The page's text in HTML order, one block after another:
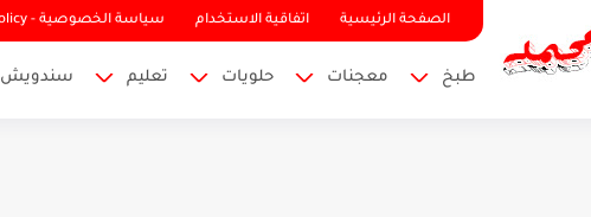
الصفحة الرئيسية اتفاقية الاستخدام سياسة الخصوصية - Privacy Policy
طبخ معجنات حلويات تعليم سندويش